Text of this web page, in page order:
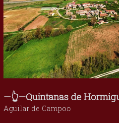
—👆—Quintanas de
Aguilar de Campoo